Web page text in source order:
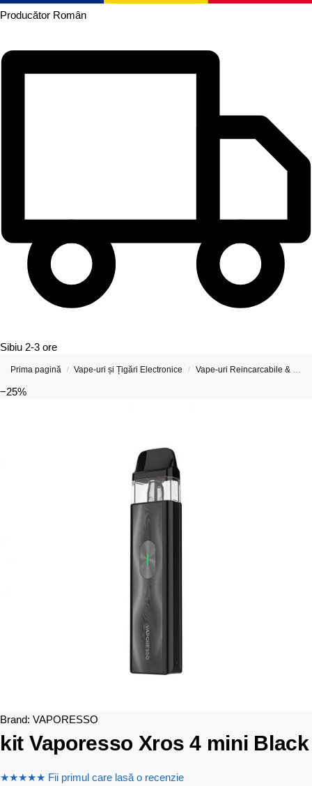
Producător Român
Sibiu 2-3 ore
Prima pagină / Vape-uri și Țigări Electronice / Vape-uri Reincarcabile & Țigări Electronice Reîncărcabile
−25%
Brand: VAPORESSO
kit Vaporesso Xros 4 mini Black
★★★★★ Fii primul care lasă o recenzie